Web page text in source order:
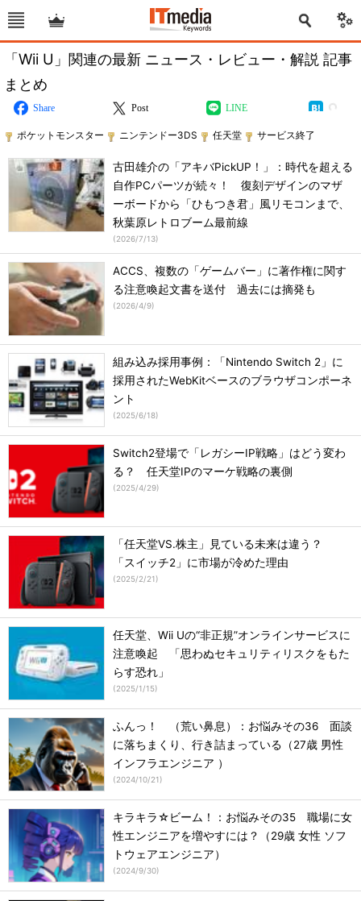
「Wii U」関連の最新 ニュース・レビュー・解説 記事
まとめ
Share Post LINE
ポケットモンスター ニンテンドー3DS 任天堂 サービス終了
古田雄介の「アキバPickUP！」：時代を超える
自作PCパーツが続々！ 復刻デザインのマザ
ーボードから「ひもつき君」風リモコンまで、
秋葉原レトロブーム最前線
(2026/7/13)
ACCS、複数の「ゲームバー」に著作権に関す
る注意喚起文書を送付 過去には摘発も
(2026/4/9)
組み込み採用事例：「Nintendo Switch 2」に
採用されたWebKitベースのブラウザコンポーネ
ント
(2025/6/18)
Switch2登場で「レガシーIP戦略」はどう変わ
る？ 任天堂IPのマーケ戦略の裏側
(2025/4/29)
「任天堂VS.株主」見ている未来は違う？
「スイッチ2」に市場が冷めた理由
(2025/2/21)
任天堂、Wii Uの“非正規”オンラインサービスに
注意喚起 「思わぬセキュリティリスクをもた
らす恐れ」
(2025/1/15)
ふんっ！ （荒い鼻息）：お悩みその36 面談
に落ちまくり、行き詰まっている（27歳 男性
インフラエンジニア ）
(2024/10/21)
キラキラ☆ビーム！：お悩みその35 職場に女
性エンジニアを増やすには？（29歳 女性 ソフ
トウェアエンジニア）
(2024/9/30)